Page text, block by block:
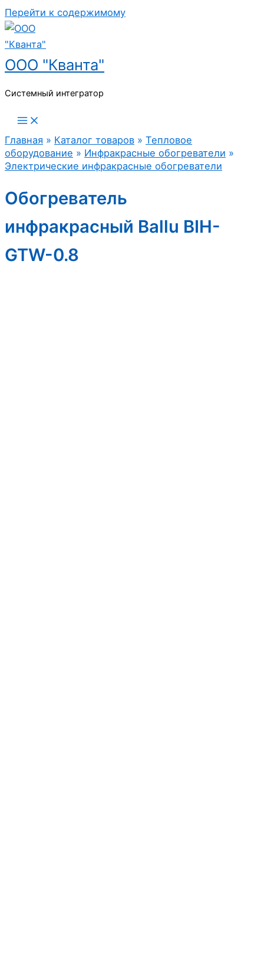
Перейти к содержимому
ООО "Кванта"
Системный интегратор
Главная » Каталог товаров » Тепловое
оборудование » Инфракрасные обогреватели »
Электрические инфракрасные обогреватели
Обогреватель
инфракрасный Ballu BIH-
GTW-0.8